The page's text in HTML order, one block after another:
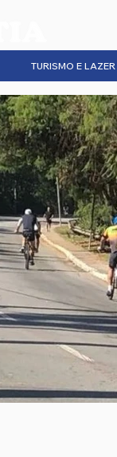
TURISMO E LAZER